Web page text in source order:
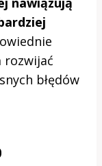
rozwijać
błędów